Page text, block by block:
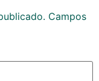
Campos